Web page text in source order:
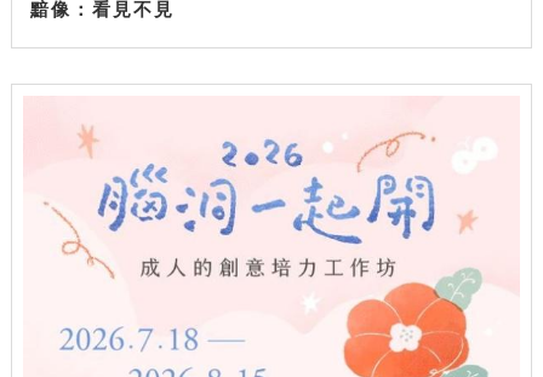
黯像：看見不見